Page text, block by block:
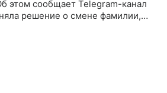
этом сообщает Telegram-канал
решение о смене фамилии,